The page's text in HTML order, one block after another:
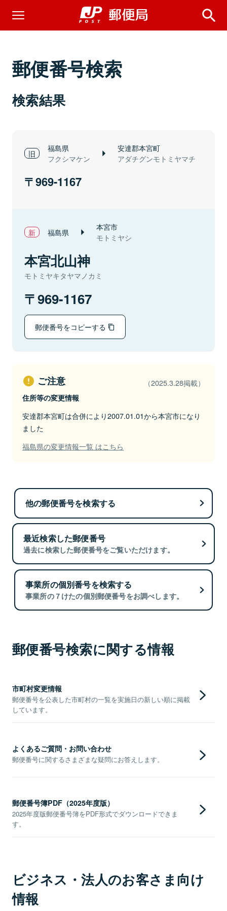
郵便番号検索
検索結果
福島県
フクシマケン
安達郡本宮町
アダチグンモトミヤマチ
969-1167
福島県 本宮市
モトミヤシ
本宮北山神
モトミヤキタヤマノカミ
969-1167
郵便番号をコピーする
ご注意 （2025.3.28掲載）
住所等の変更情報
安達郡本宮町は合併により2007.01.01から本宮市になり
ました
福島県の変更情報一覧 はこちら
他の郵便番号を検索する
最近検索した郵便番号
過去に検索した郵便番号をご覧いただけます。
事業所の個別番号を検索する
事業所の７けたの個別郵便番号をお調べします。
郵便番号検索に関する情報
市町村変更情報
郵便番号を公表した市町村の一覧を実施日の新しい順に掲載
しています。
よくあるご質問・お問い合わせ
郵便番号に関するさまざまな疑問にお答えします。
郵便番号簿PDF（2025年度版）
2025年度版郵便番号簿をPDF形式でダウンロードできま
す。
ビジネス・法人のお客さま向け
情報